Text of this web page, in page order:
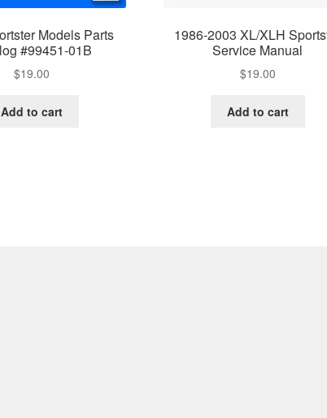
Models Parts
#99451-01B
$19.00
Add to cart
1986-2003 XL/XLH
Service Manual
$19.00
Add to cart